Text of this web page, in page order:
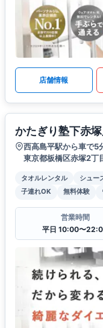
店舗情報
かたぎり塾下赤
西高島平駅から車で5
東京都板橋区赤塚2丁
タオルレンタル シュー
子連れOK
無料体験
営業時間
平日 10:00〜